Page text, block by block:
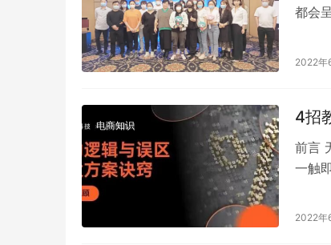
都会
2022年
电商知识 4招
前言
一触
2022年